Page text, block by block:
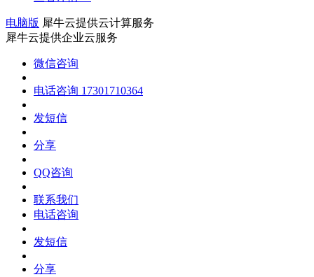
电脑版 犀牛云提供云计算服务
犀牛云提供企业云服务
微信咨询
电话咨询 17301710364
发短信
分享
QQ咨询
联系我们
电话咨询
发短信
分享